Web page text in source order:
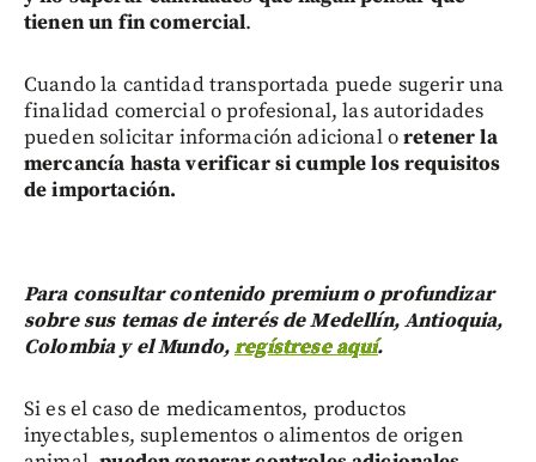
tienen un fin comercial.
Cuando la cantidad transportada puede sugerir una
finalidad comercial o profesional, las autoridades
pueden solicitar información adicional oretener la
mercancía hasta verificar si cumple los requisitos
de importación.
Para consultar contenido premium o profundizar
sobre sus temas de interés de Medellín, Antioquia,
Colombia y el Mundo,regístrese aquí.
Si es el caso de medicamentos, productos
inyectables, suplementos o alimentos de origen